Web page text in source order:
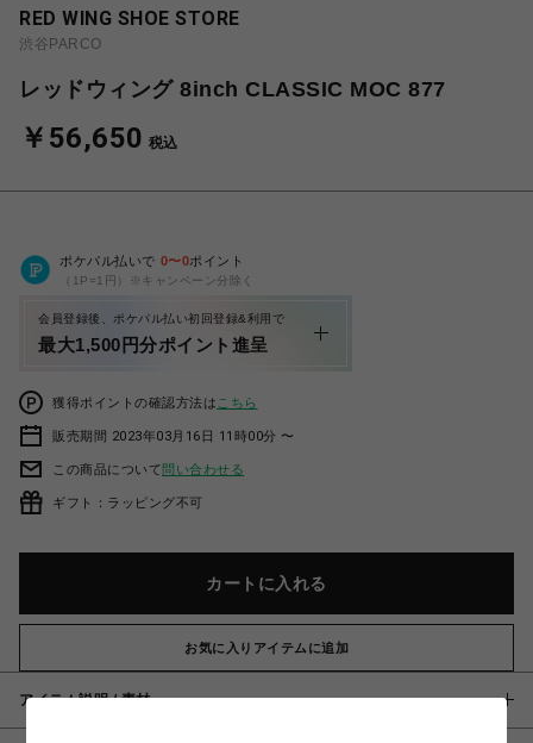
RED WING SHOE STORE
渋谷PARCO
レッドウィング 8inch CLASSIC MOC 877
￥56,650 税込
ポケパル払いで 0〜0ポイント
（1P=1円）※キャンペーン分除く
会員登録後、ポケパル払い初回登録&利用で
最大1,500円分ポイント進呈
獲得ポイントの確認方法は こちら
販売期間 2023年03月16日 11時00分 〜
この商品について問い合わせる
ギフト：ラッピング不可
カートに入れる
お気に入りアイテムに追加
アイテム説明 / 素材